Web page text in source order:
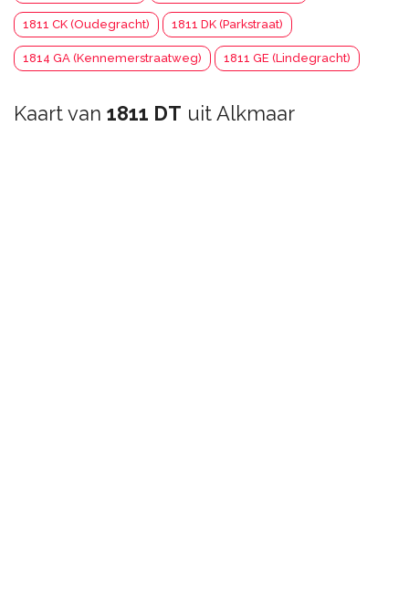
1811 CK (Oudegracht) 1811 DK (Parkstraat)
1814 GA (Kennemerstraatweg) 1811 GE (Lindegracht)
Kaart van 1811 DT uit Alkmaar